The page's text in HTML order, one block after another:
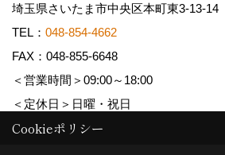
埼玉県さいたま市中央区本町東3-13-14
TEL： 048-854-4662
FAX：048-855-6648
＜営業時間＞09:00～18:00
＜定休日＞日曜・祝日
Cookieポリシー